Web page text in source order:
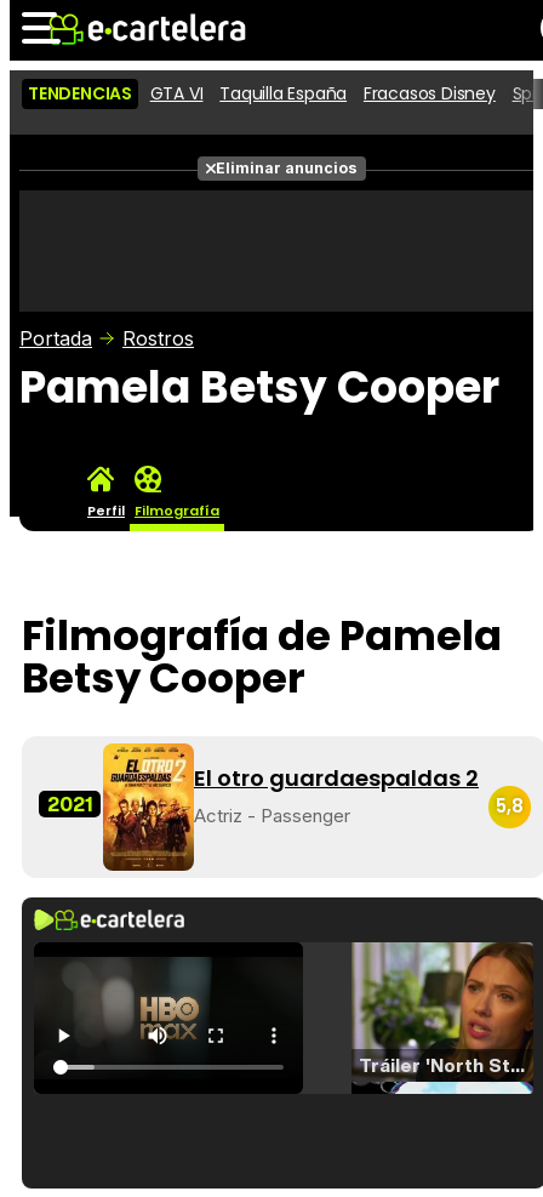
Noticias Cartelera
Películas
Críticas
TENDENCIAS GTA VI Taquilla España Fracasos Disney
Eliminar anuncios
Portada Rostros
Pamela Betsy Cooper
Perfil Filmografía
Filmografía de Pamela
Betsy Cooper
2021
El otro guardaespaldas 2
Actriz - Passenger 5,8
Tráiler 'North Star' (2023)